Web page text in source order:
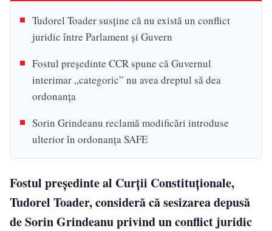
Tudorel Toader susține că nu există un conflict
juridic între Parlament și Guvern
Fostul președinte CCR spune că Guvernul
interimar „categoric” nu avea dreptul să dea
ordonanța
Sorin Grindeanu reclamă modificări introduse
ulterior în ordonanța SAFE
Fostul președinte al Curții Constituționale,
Tudorel Toader, consideră că sesizarea depusă
de Sorin Grindeanu privind un conflict juridic